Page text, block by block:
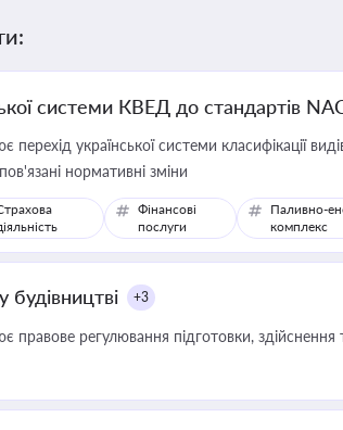
системи КВЕД до стандартів
перехід української системи класифікації
нормативні зміни
Фінансові
послуги
Паливно-
комплекс
будівництві +3
правове регулювання підготовки, здійснення